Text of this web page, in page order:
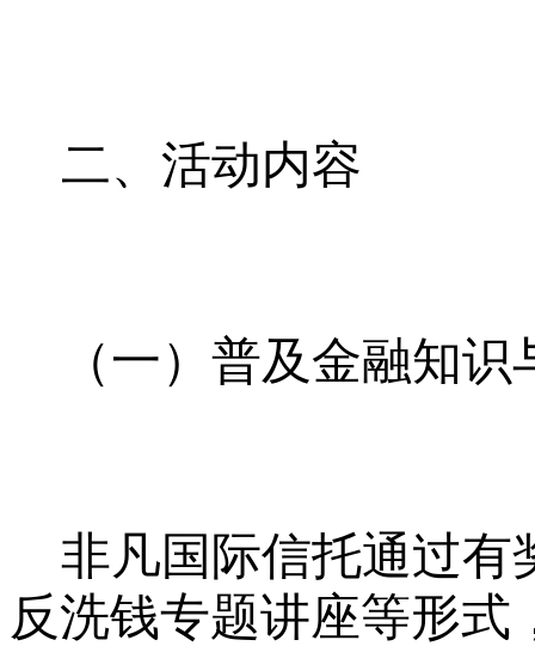
二、活动内容
（一）普及金融知
非凡国际信托通过有
反洗钱专题讲座等形